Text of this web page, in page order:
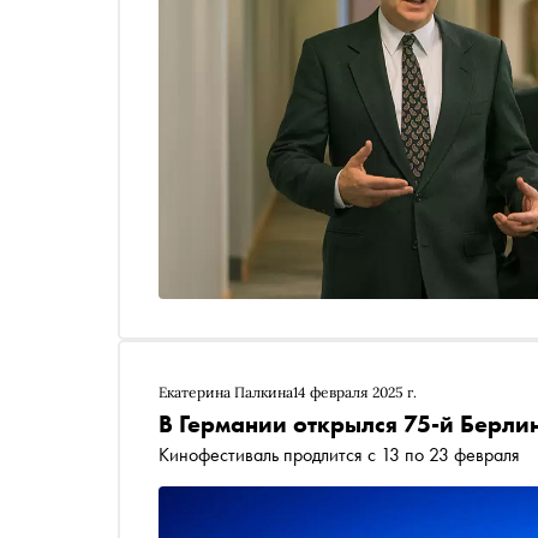
Екатерина Палкина14 февраля 2025 г.
В Германии открылся 75-й
Кинофестиваль продлится с 13 по 23 февраля